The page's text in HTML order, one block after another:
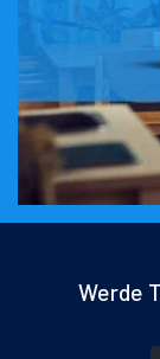
Werde